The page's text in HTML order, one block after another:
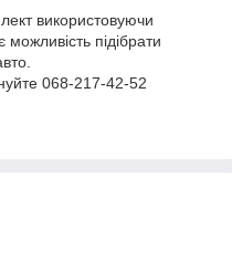
використовуючи
підібрати
068-217-42-52